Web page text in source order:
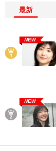
最新
NEW
NEW